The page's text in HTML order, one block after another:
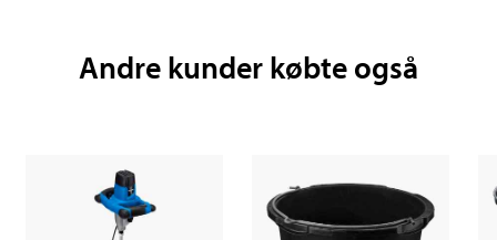
Andre kunder købte også